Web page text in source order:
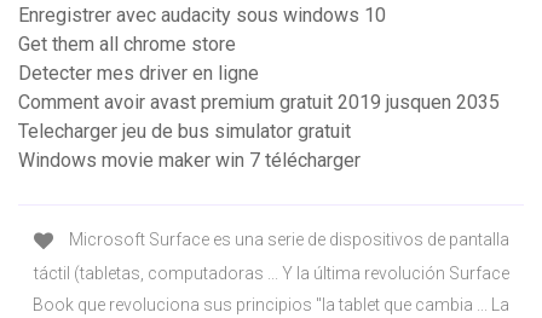
Enregistrer avec audacity sous windows 10
Get them all chrome store
Detecter mes driver en ligne
Comment avoir avast premium gratuit 2019 jusquen 2035
Telecharger jeu de bus simulator gratuit
Windows movie maker win 7 télécharger
Microsoft Surface es una serie de dispositivos de pantalla
táctil (tabletas, computadoras ... Y la última revolución Surface
Book que revoluciona sus principios "la tablet que cambia ... La